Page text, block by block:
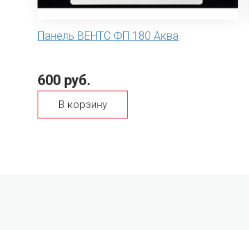
Панель ВЕНТС ФП 180 Аква
600 руб.
В корзину